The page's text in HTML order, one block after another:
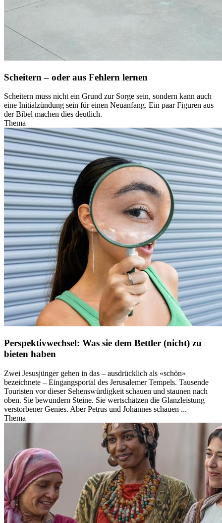
Scheitern – oder aus Fehlern lernen
Scheitern muss nicht ein Grund zur Sorge sein, sondern kann auch
eine Initialzündung sein für einen Neuanfang. Ein paar Figuren aus
der Bibel machen dies deutlich.
Thema
Perspektivwechsel: Was sie dem Bettler (nicht) zu
bieten haben
Zwei Jesusjünger gehen in das – ausdrücklich als «schön»
bezeichnete – Eingangsportal des Jerusalemer Tempels. Tausende
Touristen vor dieser Sehenswürdigkeit schauen und staunen nach
oben. Sie bewundern Steine. Sie wertschätzen die Glanzleistung
verstorbener Genies. Aber Petrus und Johannes schauen ...
Thema